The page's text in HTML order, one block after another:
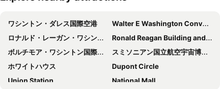
地図を拡大
ワシントン・ダレス国際空港
Walter E Washington Convention Center
ロナルド・レーガン・ワシントン・ナショナル空港
Ronald Reagan Building and International Trade Center
ボルチモア・ワシントン国際空港
スミソニアン国立航空宇宙博物館
ホワイトハウス
Dupont Circle
Union Station
National Mall